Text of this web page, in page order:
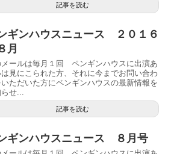
記事を読む
ギンハウスニュース ２０１６
月
メールは毎月１回 ペンギンハウスに出演あ
は見にこられた方、それに今までお問い合わ
ただいた方にペンギンハウスの最新情報を
せ...
記事を読む
ギンハウスニュース ８月号